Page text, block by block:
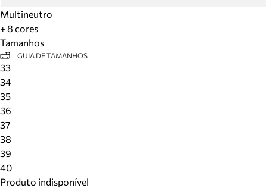
Multineutro
+ 8 cores
Tamanhos
GUIA DE TAMANHOS
33
34
35
36
37
38
39
40
Produto indisponível